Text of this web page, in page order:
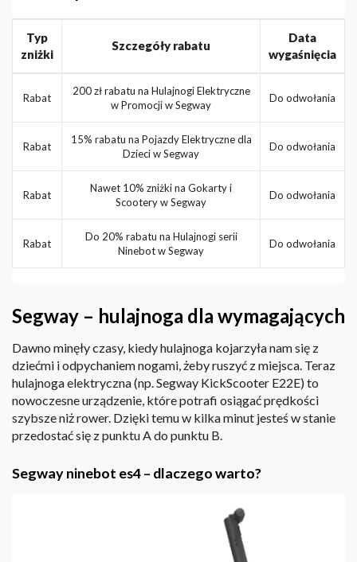
Typ
zniżki
Szczegóły rabatu
Data
wygaśnięcia
Rabat
200 zł rabatu na Hulajnogi Elektryczne
w Promocji w Segway
Do odwołania
Rabat
15% rabatu na Pojazdy Elektryczne dla
Dzieci w Segway
Do odwołania
Rabat
Nawet 10% zniżki na Gokarty i
Scootery w Segway
Do odwołania
Rabat
Do 20% rabatu na Hulajnogi serii
Ninebot w Segway
Do odwołania
Segway – hulajnoga dla wymagających
Dawno minęły czasy, kiedy hulajnoga kojarzyła nam się z
dziećmi i odpychaniem nogami, żeby ruszyć z miejsca. Teraz
hulajnoga elektryczna (np. Segway KickScooter E22E) to
nowoczesne urządzenie, które potrafi osiągać prędkości
szybsze niż rower. Dzięki temu w kilka minut jesteś w stanie
przedostać się z punktu A do punktu B.
Segway ninebot es4 – dlaczego warto?